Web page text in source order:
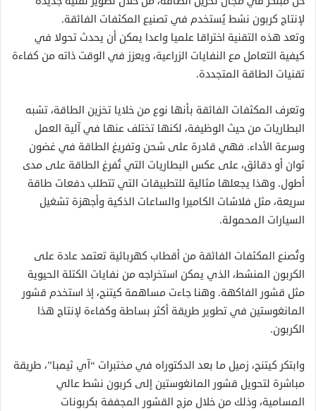
لإنتاج كربون نشط يُستخدم في تصنيع المكثفات الفائقة.
وتعد هذه التقنية اختراقا علميا واعدا يمكن أن يحدث تحولا في
كيفية التعامل مع النفايات الزراعية، ويعزز في الوقت ذاته من كفاءة
تقنيات الطاقة المتجددة.
وتعرف المكثفات الفائقة بأنها نوع من خلايا تخزين الطاقة، تشبه
البطاريات من حيث الوظيفة، لكنها تختلف عنها في آلية العمل
وسرعة الأداء. فهي قادرة على شحن وتفريغ الطاقة في غضون
ثوان أو دقائق، على عكس البطاريات التي تُفرغ الطاقة على مدى
أطول. وهذا يجعلها مثالية للتطبيقات التي تتطلب دفعات طاقة
سريعة، مثل فلاشات الكاميرا والساعات الذكية وأجهزة تشغيل
السيارات المحمولة.
وتُصنع المكثفات الفائقة من أقطاب كهربائية تعتمد عادة على
الكربون المنشط، الذي يمكن استخراجه من نفايات الكتلة الحيوية
مثل قشور الفاكهة. وهنا جاءت مساهمة كيتنج، إذ استخدم قشور
المانغوستين في تطوير طريقة أكثر بساطة وكفاءة لإنتاج هذا
الكربون.
وابتكر كيتنج، زميل ما بعد الدكتوراه في مختبرات “آي ثيمبا”، طريقة
مباشرة لتحويل قشور المانغوستين إلى كربون نشط عالي
المسامية، وذلك من خلال مزج القشور المجففة بكربونات